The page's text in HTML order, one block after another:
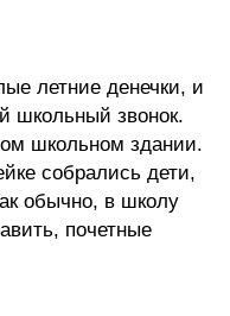
летние денечки, и
школьный звонок.
школьном здании.
собрались дети,
обычно, в школу
почетные